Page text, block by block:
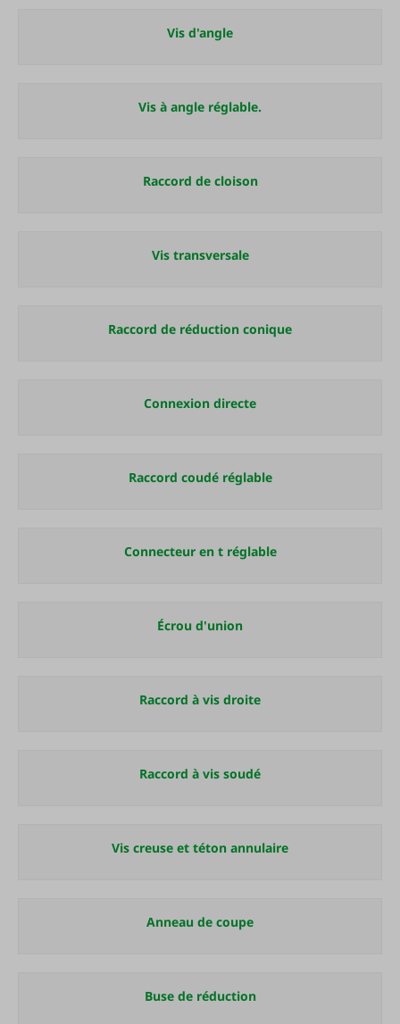
Vis d'angle
Vis à angle réglable.
Raccord de cloison
Vis transversale
Raccord de réduction conique
Connexion directe
Raccord coudé réglable
Connecteur en t réglable
Écrou d'union
Raccord à vis droite
Raccord à vis soudé
Vis creuse et téton annulaire
Anneau de coupe
Buse de réduction